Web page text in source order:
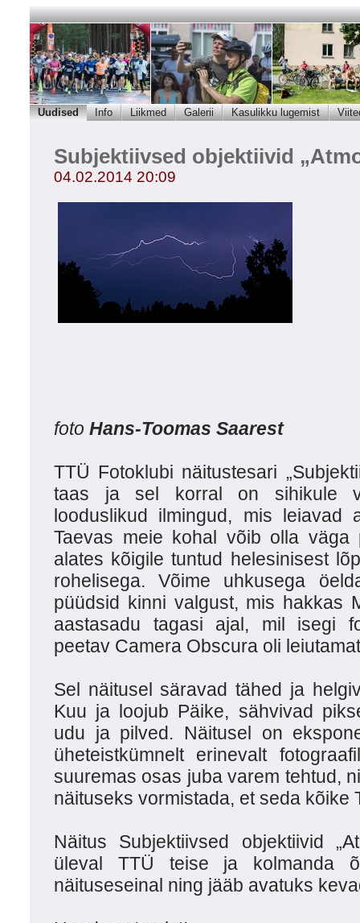
Uudised Info Liikmed Galerii Kasulikku lugemist
Subjektiivsed objektiivid
04.02.2014 20:09
foto Hans-Toomas Saarest
TTÜ Fotoklubi näitustesari
taas ja sel korral on sihikule
looduslikud ilmingud, mis leiavad
Taevas meie kohal võib olla väga
alates kõigile tuntud helesinisest
rohelisega. Võime uhkusega
püüdsid kinni valgust, mis hakkas
aastasadu tagasi ajal, mil isegi
peetav Camera Obscura oli
Sel näitusel säravad tähed ja
Kuu ja loojub Päike, sähvivad
udu ja pilved. Näitusel on
üheteistkümnelt erinevalt
suuremas osas juba varem tehtud,
näituseks vormistada, et seda kõike
Näitus Subjektiivsed objektiivid
üleval TTÜ teise ja kolmanda
näituseseinal ning jääb avatuks